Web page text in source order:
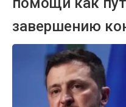
завершению